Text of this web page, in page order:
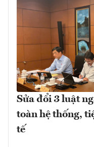
Sửa đổi 3 luật
toàn hệ thống,
tế